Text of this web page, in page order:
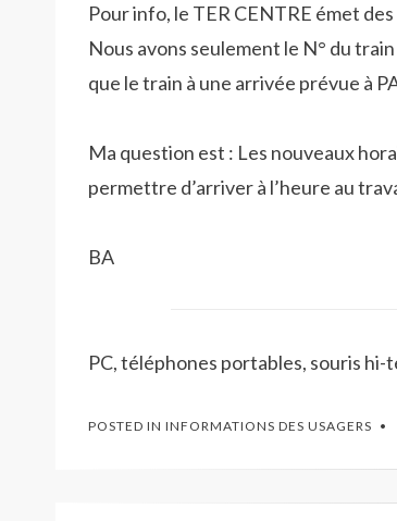
Pour info, le TER CENTRE émet
Nous avons seulement le N° du
que le train à une arrivée prévue à
Ma question est : Les nouveaux
permettre d’arriver à l’heure au
BA
PC, téléphones portables, souris hi-
POSTED IN INFORMATIONS DES USAGERS